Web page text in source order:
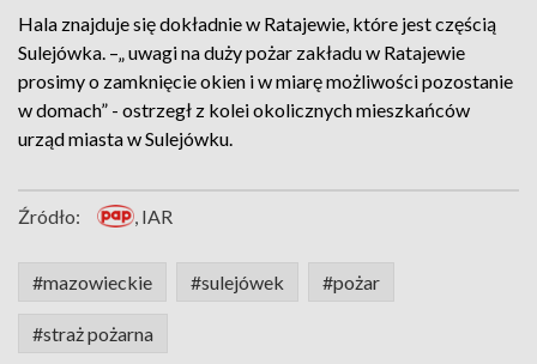
Hala znajduje się dokładnie w Ratajewie, które jest częścią
Sulejówka. –„ uwagi na duży pożar zakładu w Ratajewie
prosimy o zamknięcie okien i w miarę możliwości pozostanie
w domach” - ostrzegł z kolei okolicznych mieszkańców
urząd miasta w Sulejówku.
Źródło: , IAR
#mazowieckie #sulejówek #pożar
#straż pożarna